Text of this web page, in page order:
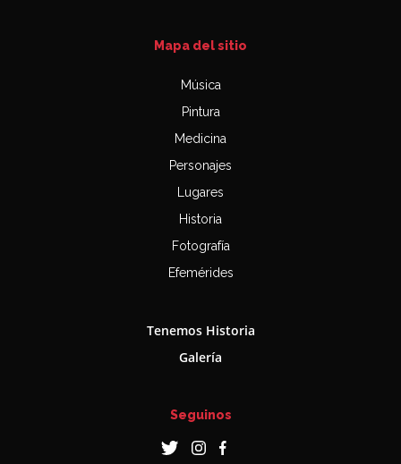
Mapa del sitio
Música
Pintura
Medicina
Personajes
Lugares
Historia
Fotografía
Efemérides
Tenemos Historia
Galería
Seguinos